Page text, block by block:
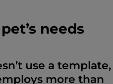
needs
use a template,
more than